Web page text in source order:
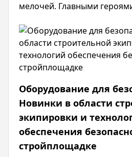
мелочей. Главными
мини-погрузчик XC-SR.
вызвала цифровая
техники и акцент на
Традиция доказала: важно
Оборудование для
Новинки в области
экипировки и
обеспечения
стройплощадке